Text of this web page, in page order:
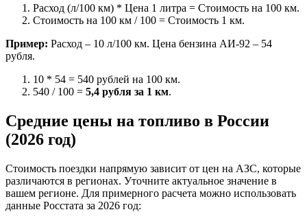
Расход (л/100 км) * Цена 1 литра = Стоимость на 100 км.
Стоимость на 100 км / 100 = Стоимость 1 км.
Пример: Расход – 10 л/100 км. Цена бензина АИ-92 – 54
рубля.
10 * 54 = 540 рублей на 100 км.
540 / 100 = 5,4 рубля за 1 км.
Средние цены на топливо в России
(2026 год)
Стоимость поездки напрямую зависит от цен на АЗС, которые
различаются в регионах. Уточните актуальное значение в
вашем регионе. Для примерного расчета можно использовать
данные Росстата за 2026 год: